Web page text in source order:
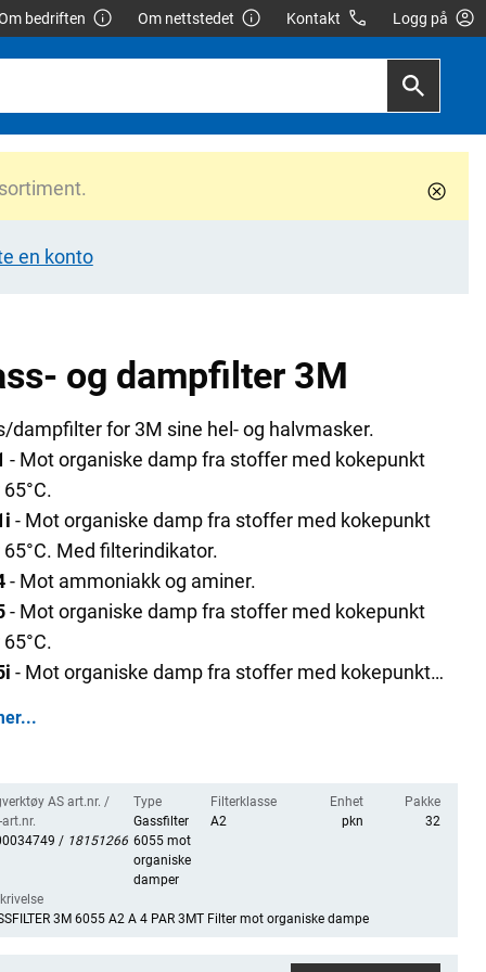
bedriften Om nettstedet Kontakt Logg på
en konto
og dampfilter 3M
dampfilter for 3M sine hel- og halvmasker.
- Mot organiske damp fra stoffer med kokepunkt
- Mot organiske damp fra stoffer med kokepunkt
Med filterindikator.
- Mot ammoniakk og aminer.
- Mot organiske damp fra stoffer med kokepunkt
- Mot organiske damp fra stoffer med kokepunkt
- Mot organiske damp med kokepunkt over 65°C
uorganiske og sure gasser og ammoniakk.
- Mot organiske damp fra stoffer med kokepunkt
65°C / Formaldehyd.
- Mot damp og partikler av metallisk kvikksølv, klor
AS art.nr. /
art.nr.
/ 18151266
Type
Gassfilter
6055 mot
organiske
damper
Filterklasse
A2
Enhet
pkn
Pakke
32
3M 6055 A2 A 4 PAR 3MT Filter mot organiske dampe